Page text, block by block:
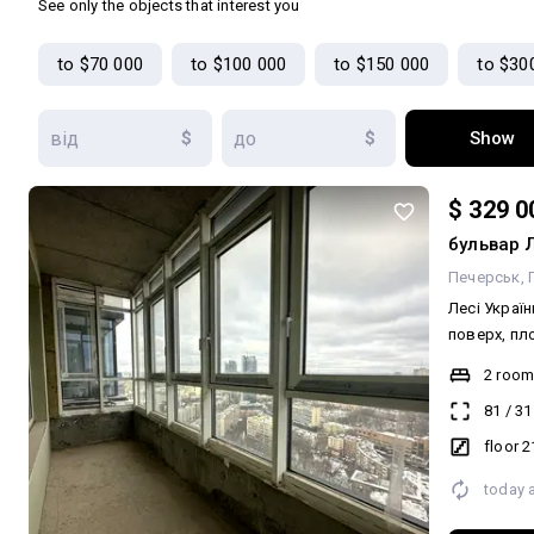
санвузол
плитою; -
(частково
See only the objects that interest you
to $70 000 to $100 000 to $150 000 to
$ $ Show
$ 329
бульвар
Печерськ
Лесі
поверх,
панорамне
будинку,
2
81 / 31
floor
today